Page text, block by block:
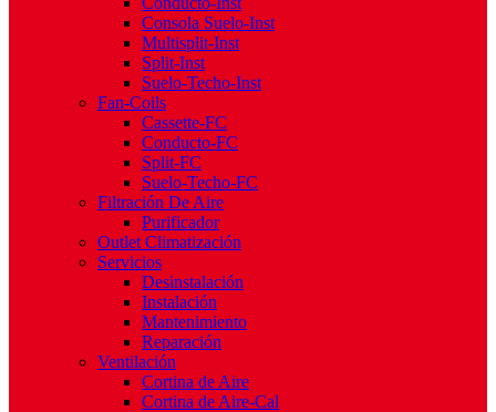
Consola Suelo-Inst
Multisplit-Inst
Split-Inst
Suelo-Techo-Inst
Fan-Coils
Cassette-FC
Conducto-FC
Split-FC
Suelo-Techo-FC
Filtración De Aire
Purificador
Outlet Climatización
Servicios
Desinstalación
Instalación
Mantenimiento
Reparación
Ventilación
Cortina de Aire
Cortina de Aire-Cal